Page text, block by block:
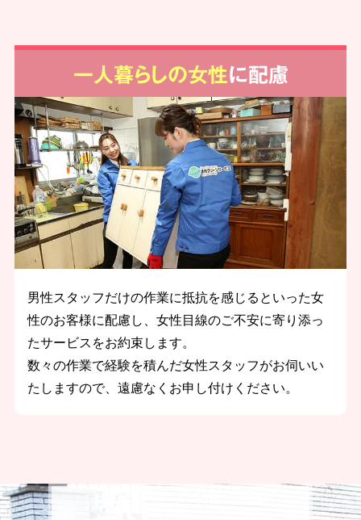
一人暮らしの女性に配慮
男性スタッフだけの作業に抵抗を感じるといった女
性のお客様に配慮し、女性目線のご不安に寄り添っ
たサービスをお約束します。
数々の作業で経験を積んだ女性スタッフがお伺いい
たしますので、遠慮なくお申し付けください。